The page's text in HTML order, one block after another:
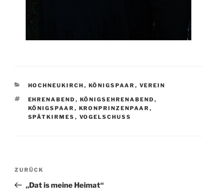
KATEGORIEN
HOCHNEUKIRCH , KÖNIGSPAAR , VEREIN
SCHLAGWÖRTER
EHRENABEND , KÖNIGSEHRENABEND ,
KÖNIGSPAAR , KRONPRINZENPAAR ,
SPÄTKIRMES , VOGELSCHUSS
Beitragsnavigation
Vorheriger
Beitrag
ZURÜCK
„Dat is meine Heimat“